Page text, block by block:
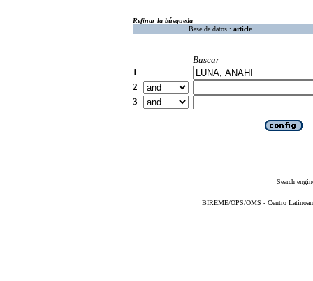
Refinar la búsqueda
Base de datos : article
Buscar
1
2
3
Search
BIREME/OPS/OMS - Centro